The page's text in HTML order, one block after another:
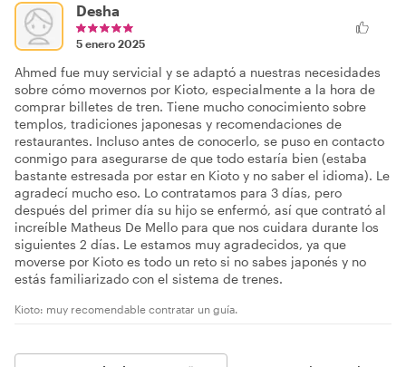
Desha
5 enero 2025
Ahmed fue muy servicial y se adaptó a nuestras necesidades
sobre cómo movernos por Kioto, especialmente a la hora de
comprar billetes de tren. Tiene mucho conocimiento sobre
templos, tradiciones japonesas y recomendaciones de
restaurantes. Incluso antes de conocerlo, se puso en contacto
conmigo para asegurarse de que todo estaría bien (estaba
bastante estresada por estar en Kioto y no saber el idioma). Le
agradecí mucho eso. Lo contratamos para 3 días, pero
después del primer día su hijo se enfermó, así que contrató al
increíble Matheus De Mello para que nos cuidara durante los
siguientes 2 días. Le estamos muy agradecidos, ya que
moverse por Kioto es todo un reto si no sabes japonés y no
estás familiarizado con el sistema de trenes.
Kioto: muy recomendable contratar un guía.